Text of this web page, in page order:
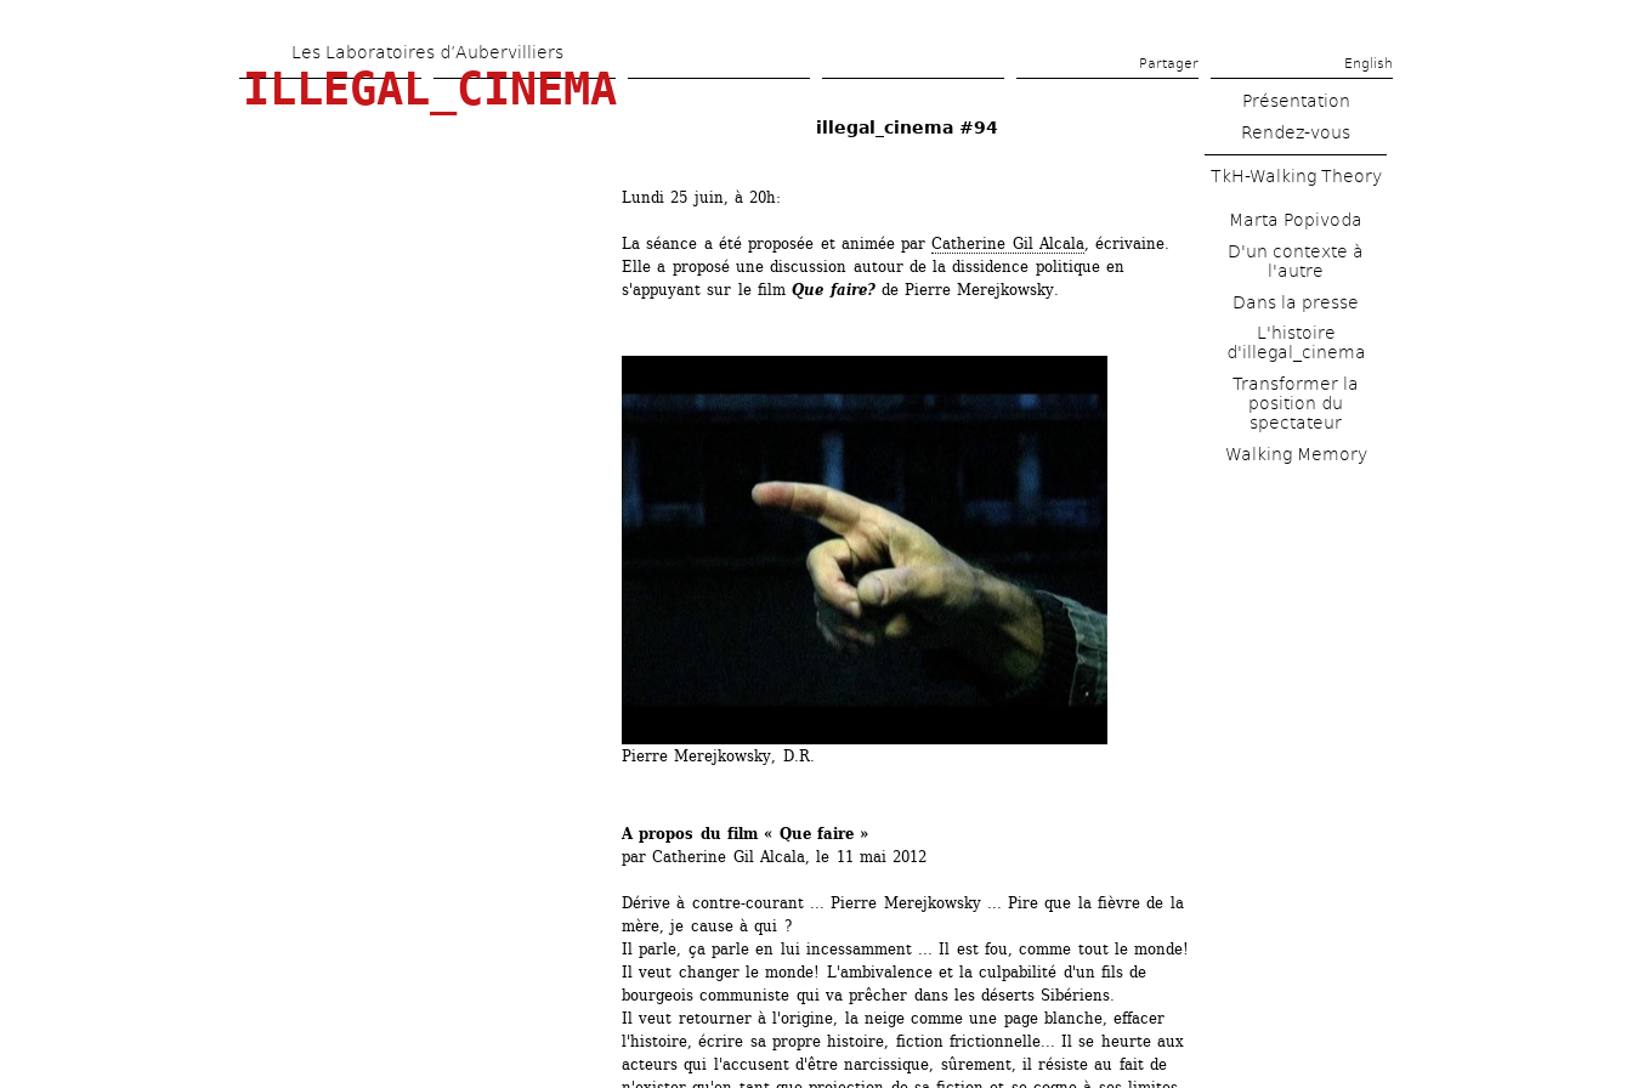
contenu
Les Laboratoires d’Aubervilliers
Partager English
ILLEGAL_CINEMA
illegal_cinema #94
Lundi 25 juin, à 20h:
La séance a été proposée et animée par Catherine Gil Alcala, écrivaine.
Elle a proposé une discussion autour de la dissidence politique en
s'appuyant sur le film Que faire?de Pierre Merejkowsky.
Pierre Merejkowsky, D.R.
A propos du film « Que faire »
par Catherine Gil Alcala, le 11 mai 2012
Dérive à contre-courant ... Pierre Merejkowsky ... Pire que la fièvre de la
mère, je cause à qui ?
Il parle, ça parle en lui incessamment ... Il est fou, comme tout le monde!
Il veut changer le monde! L'ambivalence et la culpabilité d'un fils de
bourgeois communiste qui va prêcher dans les déserts Sibériens.
Il veut retourner à l'origine, la neige comme une page blanche, effacer
l'histoire, écrire sa propre histoire, fiction frictionnelle... Il se heurte aux
acteurs qui l'accusent d'être narcissique, sûrement, il résiste au fait de
Présentation
Rendez-vous
TkH-Walking Theory
Marta Popivoda
D'un contexte à
l'autre
Dans la presse
L'histoire
d'illegal_cinema
Transformer la
position du
spectateur
Walking Memory